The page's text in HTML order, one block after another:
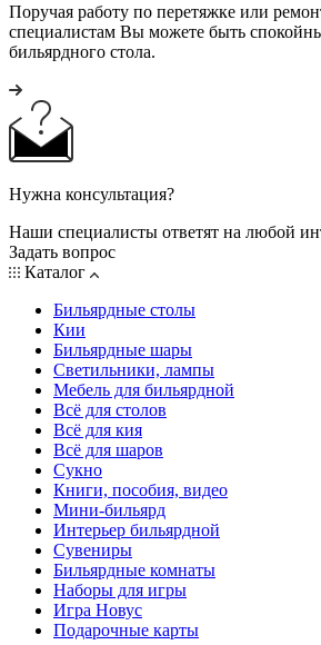
Поручая работу по перетяжке или
специалистам Вы можете быть спокойны
бильярдного стола.
Нужна консультация?
Наши специалисты ответят на любой
Задать вопрос
Каталог
Бильярдные столы
Кии
Бильярдные шары
Светильники, лампы
Мебель для бильярдной
Всё для столов
Всё для кия
Всё для шаров
Сукно
Книги, пособия, видео
Мини-бильярд
Интерьер бильярдной
Сувениры
Бильярдные комнаты
Наборы для игры
Игра Новус
Подарочные карты